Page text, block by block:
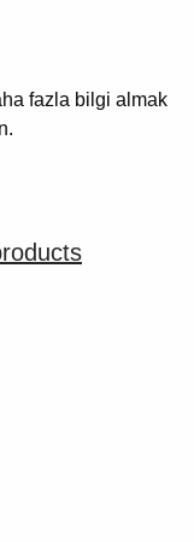
fazla bilgi almak